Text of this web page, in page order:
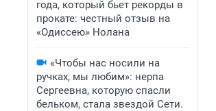
года, который бьет рекорды в
прокате: честный отзыв на
«Одиссею» Нолана
«Чтобы нас носили на
ручках, мы любим»: нерпа
Сергеевна, которую спасли
бельком, стала звездой Сети.